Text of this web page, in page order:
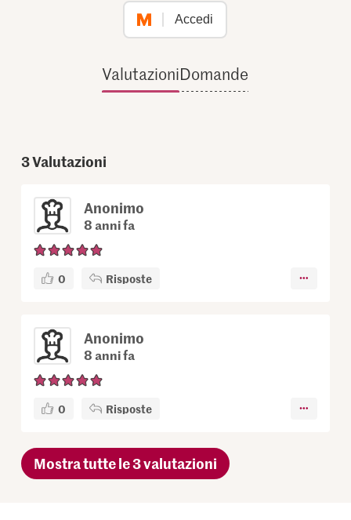
Accedi
ValutazioniDomande
3Valutazioni
Anonimo
8 anni fa
0 Risposte
Anonimo
8 anni fa
0 Risposte
Mostra tutte le 3 valutazioni